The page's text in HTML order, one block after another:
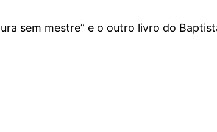
sem mestre” e o outro livro do